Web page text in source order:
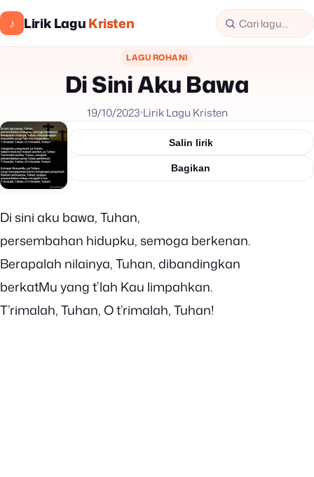
♪ Lirik LaguKristen
LAGU ROHANI
Di Sini Aku Bawa
19/10/2023 Lirik Lagu Kristen
Salin lirik
Bagikan
Di sini aku bawa, Tuhan,
persembahan hidupku, semoga berkenan.
Berapalah nilainya, Tuhan, dibandingkan
berkatMu yang t’lah Kau limpahkan.
T’rimalah, Tuhan, O t’rimalah, Tuhan!